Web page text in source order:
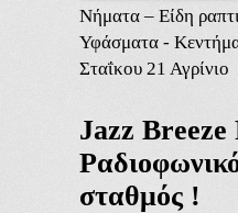
Νήματα – Είδη
Υφάσματα -
Σταΐκου 21 Αγρίνιο
Jazz Breeze
σταθμός !